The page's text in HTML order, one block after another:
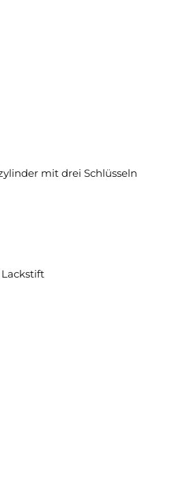
mit drei Schlüsseln